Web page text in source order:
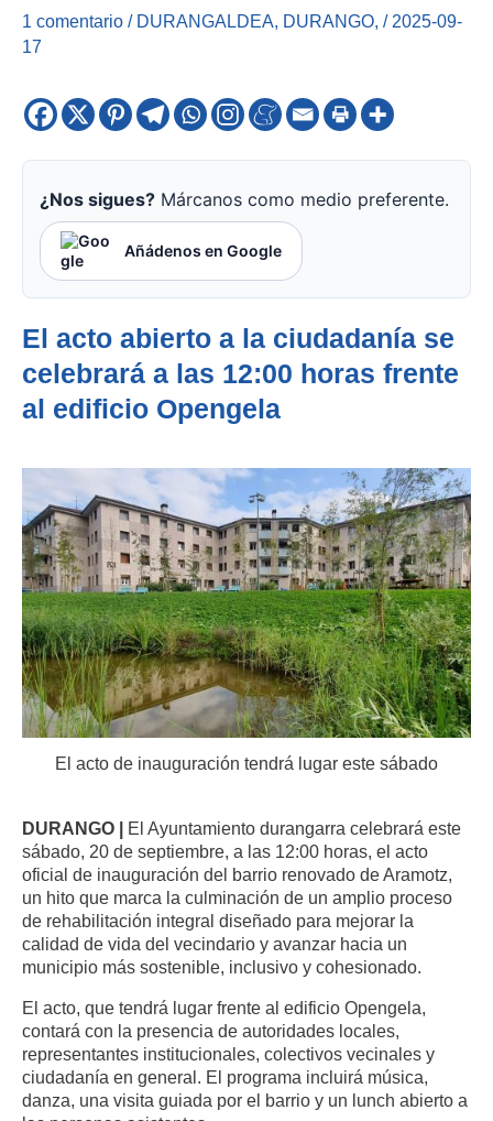
1 comentario / DURANGALDEA, DURANGO, / 2025-09-
17
¿Nos sigues? Márcanos como medio preferente.
Añádenos en Google
El acto abierto a la ciudadanía se
celebrará a las 12:00 horas frente
al edificio Opengela
El acto de inauguración tendrá lugar este sábado
DURANGO |
El Ayuntamiento durangarra celebrará este
sábado, 20 de septiembre, a las 12:00 horas, el acto
oficial de inauguración del barrio renovado de Aramotz,
un hito que marca la culminación de un amplio proceso
de rehabilitación integral diseñado para mejorar la
calidad de vida del vecindario y avanzar hacia un
municipio más sostenible, inclusivo y cohesionado.
El acto, que tendrá lugar frente al edificio Opengela,
contará con la presencia de autoridades locales,
representantes institucionales, colectivos vecinales y
ciudadanía en general. El programa incluirá música,
danza, una visita guiada por el barrio y un lunch abierto a